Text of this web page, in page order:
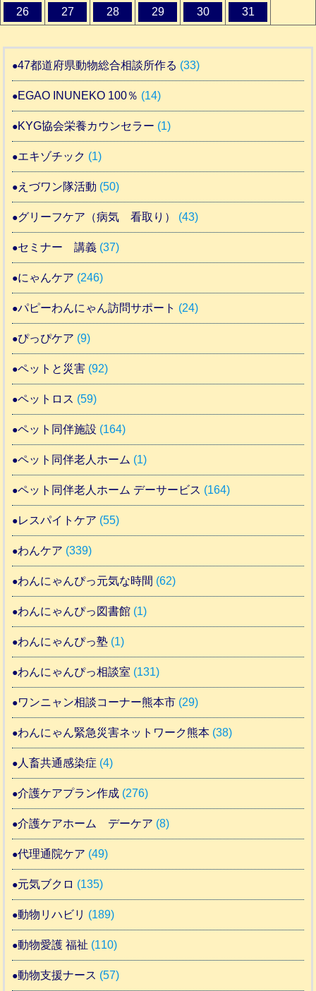
26 27 28 29 30 31
47都道府県動物総合相談所作る (33)
EGAO INUNEKO 100％ (14)
KYG協会栄養カウンセラー (1)
エキゾチック (1)
えづワン隊活動 (50)
グリーフケア（病気 看取り） (43)
セミナー 講義 (37)
にゃんケア (246)
パピーわんにゃん訪問サポート (24)
ぴっぴケア (9)
ペットと災害 (92)
ペットロス (59)
ペット同伴施設 (164)
ペット同伴老人ホーム (1)
ペット同伴老人ホーム デーサービス (164)
レスパイトケア (55)
わんケア (339)
わんにゃんぴっ元気な時間 (62)
わんにゃんぴっ図書館 (1)
わんにゃんぴっ塾 (1)
わんにゃんぴっ相談室 (131)
ワンニャン相談コーナー熊本市 (29)
わんにゃん緊急災害ネットワーク熊本 (38)
人畜共通感染症 (4)
介護ケアプラン作成 (276)
介護ケアホーム デーケア (8)
代理通院ケア (49)
元気ブクロ (135)
動物リハビリ (189)
動物愛護 福祉 (110)
動物支援ナース (57)